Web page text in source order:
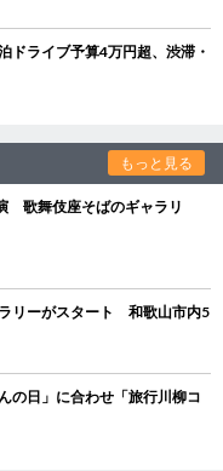
ライブ予算4万円超、渋滞・
もっと見る
歌舞伎座そばのギャラリ
リーがスタート 和歌山市内5
の日」に合わせ「旅行川柳コ